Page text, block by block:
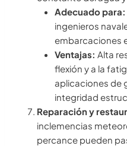
Adecuado para:
ingenieros
embarcaciones
Ventajas: Alta
flexión y a la
aplicaciones de
integridad
Reparación y
inclemencias
percance pueden